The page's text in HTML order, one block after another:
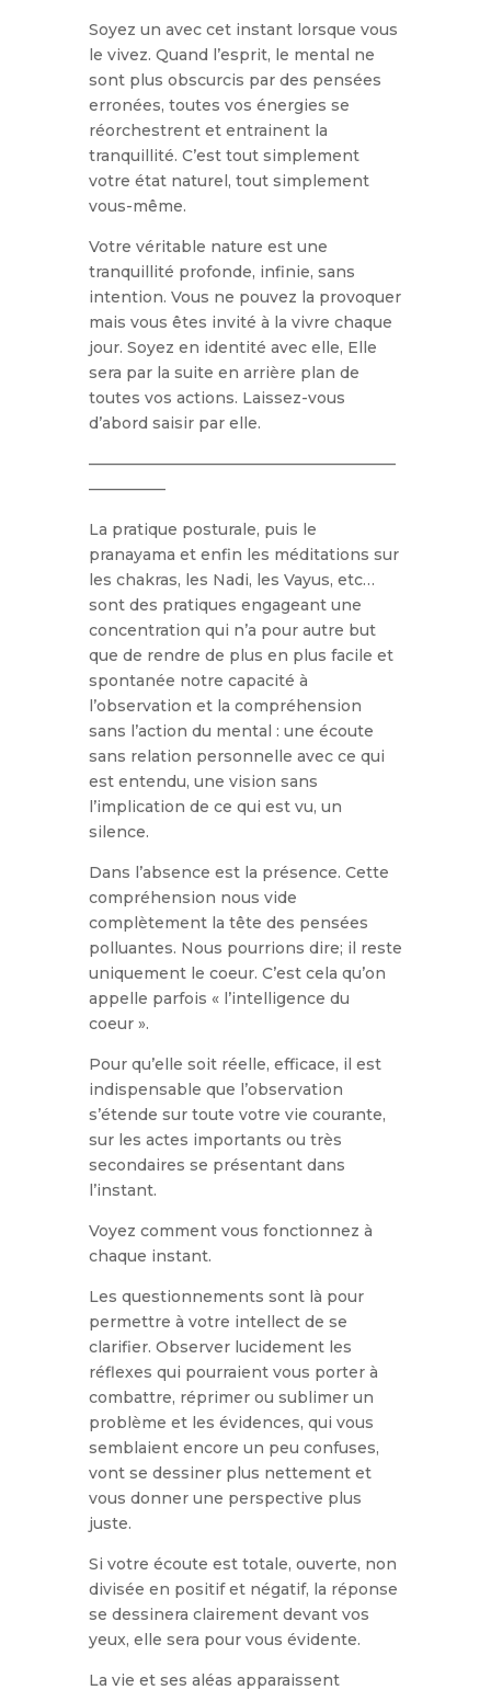
Soyez un avec cet instant lorsque vous
le vivez. Quand l’esprit, le mental ne
sont plus obscurcis par des pensées
erronées, toutes vos énergies se
réorchestrent et entrainent la
tranquillité. C’est tout simplement
votre état naturel, tout simplement
vous-même.
Votre véritable nature est une
tranquillité profonde, infinie, sans
intention. Vous ne pouvez la provoquer
mais vous êtes invité à la vivre chaque
jour. Soyez en identité avec elle, Elle
sera par la suite en arrière plan de
toutes vos actions. Laissez-vous
d’abord saisir par elle.
————————————————————
—————
La pratique posturale, puis le
pranayama et enfin les méditations sur
les chakras, les Nadi, les Vayus, etc…
sont des pratiques engageant une
concentration qui n’a pour autre but
que de rendre de plus en plus facile et
spontanée notre capacité à
l’observation et la compréhension
sans l’action du mental : une écoute
sans relation personnelle avec ce qui
est entendu, une vision sans
l’implication de ce qui est vu, un
silence.
Dans l’absence est la présence. Cette
compréhension nous vide
complètement la tête des pensées
polluantes. Nous pourrions dire; il reste
uniquement le coeur. C’est cela qu’on
appelle parfois « l’intelligence du
coeur ».
Pour qu’elle soit réelle, efficace, il est
indispensable que l’observation
s’étende sur toute votre vie courante,
sur les actes importants ou très
secondaires se présentant dans
l’instant.
Voyez comment vous fonctionnez à
chaque instant.
Les questionnements sont là pour
permettre à votre intellect de se
clarifier. Observer lucidement les
réflexes qui pourraient vous porter à
combattre, réprimer ou sublimer un
problème et les évidences, qui vous
semblaient encore un peu confuses,
vont se dessiner plus nettement et
vous donner une perspective plus
juste.
Si votre écoute est totale, ouverte, non
divisée en positif et négatif, la réponse
se dessinera clairement devant vos
yeux, elle sera pour vous évidente.
La vie et ses aléas apparaissent